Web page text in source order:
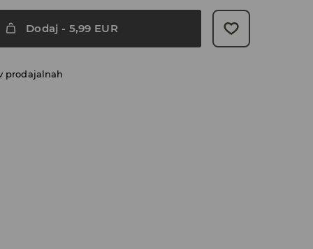
Dodaj - 5,99 EUR
prodajalnah